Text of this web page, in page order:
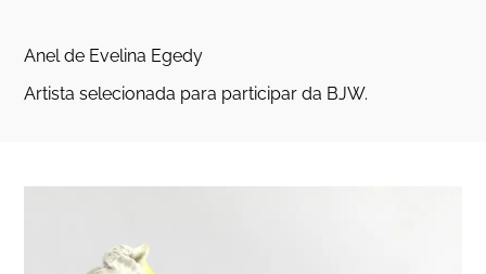
Anel de Evelina Egedy
Artista selecionada para participar da BJW.